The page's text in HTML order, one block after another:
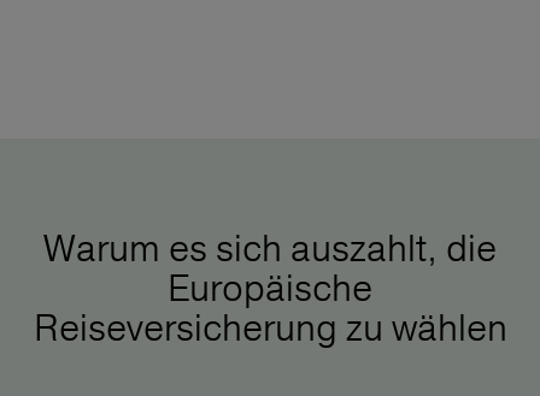
Warum es sich auszahlt, die
Europäische
Reiseversicherung zu wählen